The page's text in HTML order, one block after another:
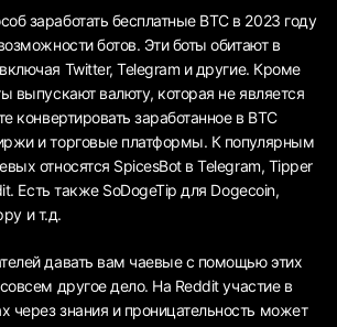
заработать бесплатные BTC в 2023 году
ботов. Эти боты обитают в
Twitter, Telegram и другие. Кроме
выпускают валюту, которая не является
конвертировать заработанное в BTC
и торговые платформы. К популярным
относятся SpicesBot в Telegram, Tipper
Есть также SoDogeTip для Dogecoin,
и т.д.
давать вам чаевые с помощью этих
другое дело. На Reddit участие в
через знания и проницательность может